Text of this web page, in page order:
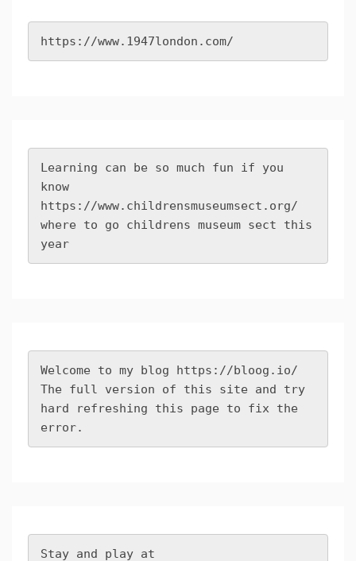
https://www.1947london.com/
Learning can be so much fun if you
https://www.childrensmuseumsect.org/
where to go childrens museum sect this
year
Welcome to my blog https://bloog.io/
The full version of this site and try
hard refreshing this page to fix the
error.